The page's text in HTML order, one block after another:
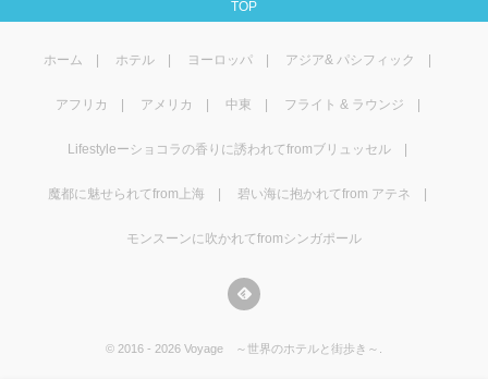
TOP
ホーム ホテル ヨーロッパ アジア& パシフィック
アフリカ アメリカ 中東 フライト & ラウンジ
Lifestyleーショコラの香りに誘われてfromブリュッセル
魔都に魅せられてfrom上海 碧い海に抱かれてfrom アテネ
モンスーンに吹かれてfromシンガポール
© 2016 - 2026 Voyage ～世界のホテルと街歩き～